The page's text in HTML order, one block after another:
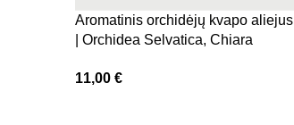
Aromatinis orchidėjų kvapo aliejus
| Orchidea Selvatica, Chiara
11,00 €